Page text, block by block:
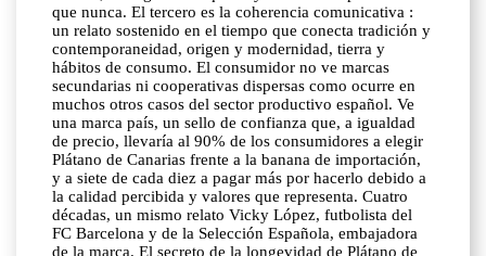
que nunca. El tercero es la coherencia comunicativa :
un relato sostenido en el tiempo que conecta tradición y
contemporaneidad, origen y modernidad, tierra y
hábitos de consumo. El consumidor no ve marcas
secundarias ni cooperativas dispersas como ocurre en
muchos otros casos del sector productivo español. Ve
una marca país, un sello de confianza que, a igualdad
de precio, llevaría al 90% de los consumidores a elegir
Plátano de Canarias frente a la banana de importación,
y a siete de cada diez a pagar más por hacerlo debido a
la calidad percibida y valores que representa. Cuatro
décadas, un mismo relato Vicky López, futbolista del
FC Barcelona y de la Selección Española, embajadora
de la marca. El secreto de la longevidad de Plátano de